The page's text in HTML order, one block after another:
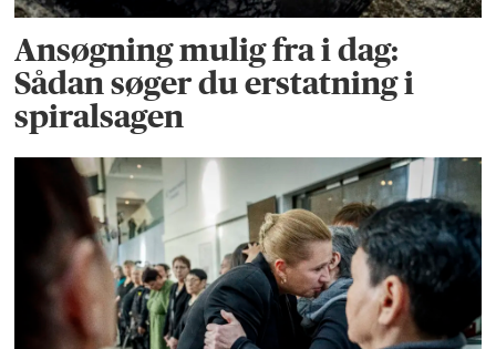
Ansøgning mulig fra i dag:
Sådan søger du erstatning i
spiralsagen